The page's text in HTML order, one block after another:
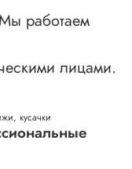
работаем
лицами.
кусачки